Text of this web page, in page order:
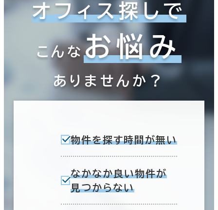
オフィス探しで
こんなお悩み
ありませんか？
物件を探す時間が無い
なかなか良い物件が
見つからない